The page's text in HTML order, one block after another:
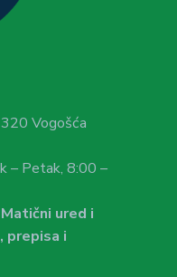
Vogošća
– Petak, 8:00 –
ured i
prepisa i